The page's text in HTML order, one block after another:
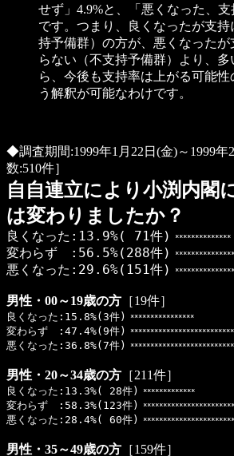
せず」4.9%と、「悪くなった、支
です。つまり、良くなったが支持
持予備群）の方が、悪くなったが
らない（不支持予備群）より、
ら、今後も支持率は上がる可能
う解釈が可能なわけです。
◆調査期間:1999年1月22日(金)～1999年
数:510件］
自自連立により小渕内閣
は変わりましたか？
良くなった:13.9%( 71件) **************
変わらず :56.5%(288件)
悪くなった:29.6%(151件)
男性・00～19歳の方 ［19件］
良くなった:15.8%(3件) ****************
変わらず :47.4%(9件)
悪くなった:36.8%(7件)
男性・20～34歳の方 ［211件］
良くなった:13.3%( 28件) *************
変わらず :58.3%(123件)
悪くなった:28.4%( 60件)
男性・35～49歳の方 ［159件］